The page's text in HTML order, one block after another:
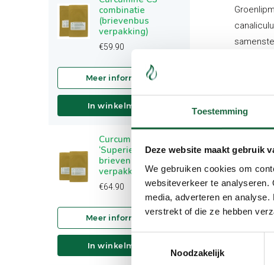
Toestemming
Deze website maakt gebruik
We gebruiken cookies om
websiteverkeer te analyseren.
media, adverteren en
verstrekt of die ze hebben
Noodzakelijk
combinatie
(brievenbus
verpakking)
€59.90
In winkelmand
Curcumine C3
‘Superieur’ (2
brievenbus
verpakkingen)
€64.90
In winkelmand
alleen
Vata
Pitta